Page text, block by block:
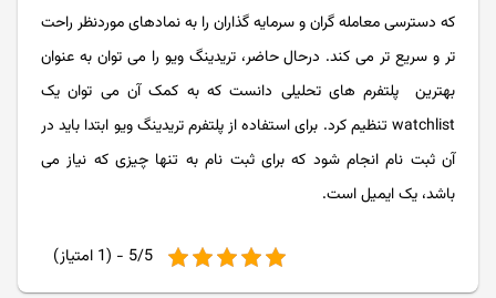
که دسترسی معامله گران و سرمایه گذاران را به نمادهای موردنظر راحت
تر و سریع تر می کند. درحال حاضر، تریدینگ ویو را می توان به عنوان
بهترین پلتفرم های تحلیلی دانست که به کمک آن می توان یک
watchlist تنظیم کرد. برای استفاده از پلتفرم تریدینگ ویو ابتدا باید در
آن ثبت نام انجام شود که برای ثبت نام به تنها چیزی که نیاز می
باشد، یک ایمیل است.
5/5 - (1 امتیاز)